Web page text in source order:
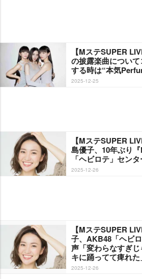
【MステSUPER
の披露楽曲につい
する時は“本気
2025-12-25
【MステSUPER
島優子、10年ぶり
「ヘビロテ」セン
2025-12-26
【MステSUPER
子、AKB48「ヘビ
声「変わらなすぎ
キに踊ってて痺れた
2025-12-26